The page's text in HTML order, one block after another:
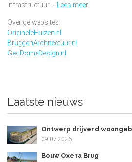
infrastructuur ...
Lees meer
Overige websites:
OrigineleHuizen.nl
BruggenArchitectuur.nl
GeoDomeDesign.nl
Laatste nieuws
Ontwerp drijvend
09.07.2026
Bouw Oxena Brug